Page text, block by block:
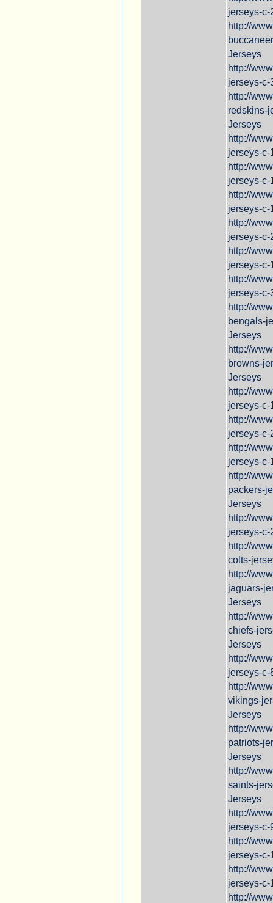
jerseys-c-
http://
Jerseys
http://
jerseys-c-
http://
redskins-
Jerseys
http://
jerseys-
http://
jerseys-
http://
jerseys-
http://
jerseys-
http://
jerseys-
http://
jerseys-
http://
bengals-
Jerseys
http://
browns-
Jerseys
http://
jerseys-
http://
jerseys-
http://
jerseys-
http://
packers-
Jerseys
http://
jerseys-c-
http://
colts-
http://
jaguars-
Jerseys
http://
chiefs-
Jerseys
http://
jerseys-
http://
vikings-
Jerseys
http://
patriots-
Jerseys
http://
saints-
Jerseys
http://
jerseys-c-
http://
jerseys-c-
http://
jerseys-
http://